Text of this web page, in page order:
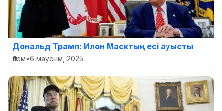
Дональд Трамп: Илон Масктың есі ауысты
Әлем•6 маусым, 2025